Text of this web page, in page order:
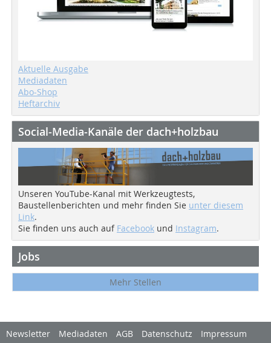
Aktuelle Ausgabe
Mediadaten
Abo-Shop
Heftarchiv
Social-Media-Kanäle der dach+holzbau
Unseren YouTube-Kanal mit Werkzeugtests,
Baustellenberichten und mehr finden Sie unter diesem
Link.
Sie finden uns auch auf Facebook und Instagram.
Jobs
Mehr Stellen
Newsletter Mediadaten AGB Datenschutz
Impressum